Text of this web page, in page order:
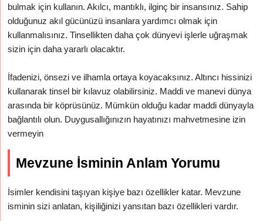
bulmak için kullanın. Akılcı, mantıklı, ilginç bir insansınız. Sahip
olduğunuz akıl gücünüzü insanlara yardımcı olmak için
kullanmalısınız. Tinsellikten daha çok dünyevi işlerle uğraşmak
sizin için daha yararlı olacaktır.
İfadenizi, önsezi ve ilhamla ortaya koyacaksınız. Altıncı hissinizi
kullanarak tinsel bir kılavuz olabilirsiniz. Maddi ve manevi dünya
arasında bir köprüsünüz. Mümkün olduğu kadar maddi dünyayla
bağlantılı olun. Duygusallığınızın hayatınızı mahvetmesine izin
vermeyin
Mevzune İsminin Anlam Yorumu
İsimler kendisini taşıyan kişiye bazı özellikler katar. Mevzune
isminin sizi anlatan, kişiliğinizi yansıtan bazı özellikleri vardır.